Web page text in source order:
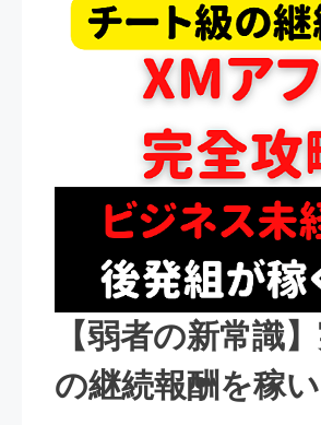
【弱者の新常識
の継続報酬を稼